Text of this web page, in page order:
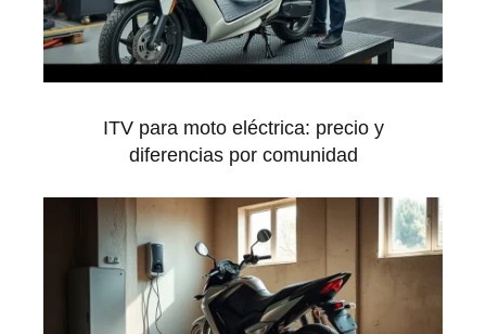
ITV para moto eléctrica: precio y
diferencias por comunidad